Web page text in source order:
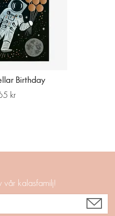
Birthday
kr
vår kalasfamilj!